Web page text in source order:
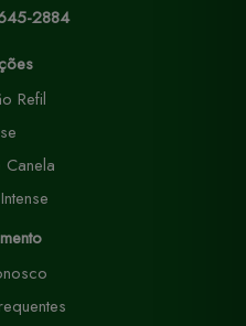
2884
Refil